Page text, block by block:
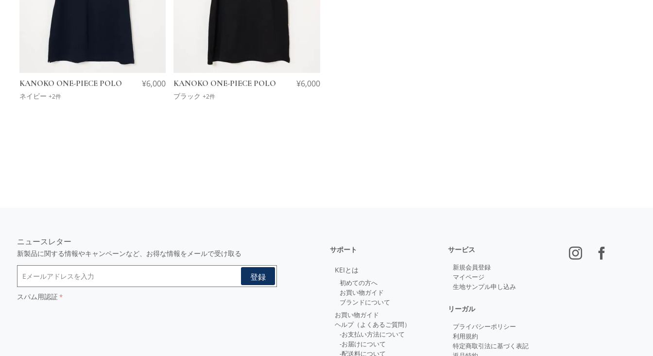
KANOKO ONE-PIECE POLO
ネイビー +2件
¥6,000 KANOKO ONE-PIECE POLO
ブラック+2件
¥6,000
ニュースレター
新製品に関する情報やキャンペーンなど、お得な情報をメールで受け取る
スパム用認証
サポート
KEIとは
初めての方へ
お買い物ガイド
ブランドについて
お買い物ガイド
ヘルプ（よくあるご質問）
-お支払い方法について
-お届けについて
-配送料について
サービス
新規会員登録
マイページ
生地サンプル申し込み
リーガル
プライバシーポリシー
利用規約
特定商取引法に基づく表記